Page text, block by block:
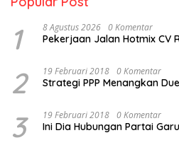
1 8 Agustus 2026 0 Komentar
Pekerjaan Jalan Hotmix CV
2 19 Februari 2018 0 Komentar
Strategi PPP Menangkan
3 19 Februari 2018 0 Komentar
Ini Dia Hubungan Partai